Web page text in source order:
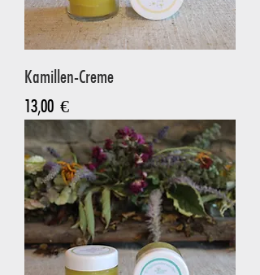
Kamillen-Creme
Preis
13,00 €